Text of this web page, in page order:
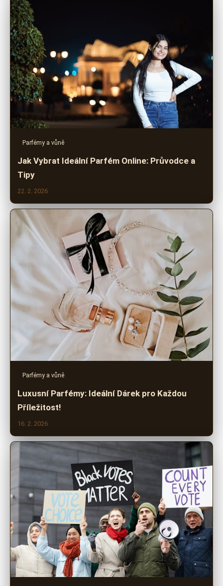
Parfémy a vůně
Jak Vybrat Ideální Parfém Online: Průvodce a
Tipy
22. 2. 2026
Parfémy a vůně
Luxusní Parfémy: Ideální Dárek pro Každou
Příležitost!
16. 2. 2026